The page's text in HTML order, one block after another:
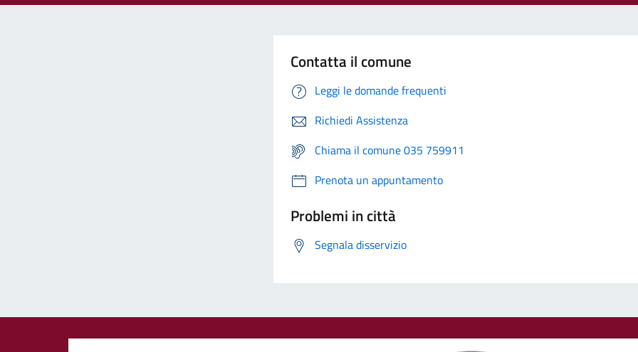
Contatta il comune
Leggi le domande frequenti
Richiedi Assistenza
Chiama il comune 035 759911
Prenota un appuntamento
Problemi in città
Segnala disservizio